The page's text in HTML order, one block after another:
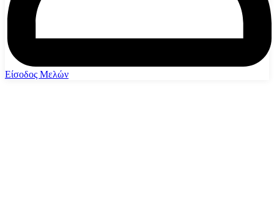
Είσοδος Μελών